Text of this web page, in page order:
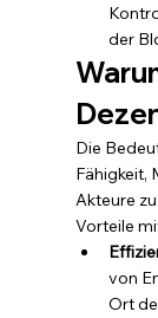
der
Die
Fähigkeit,
Akteure
Vorteile
von
Ort